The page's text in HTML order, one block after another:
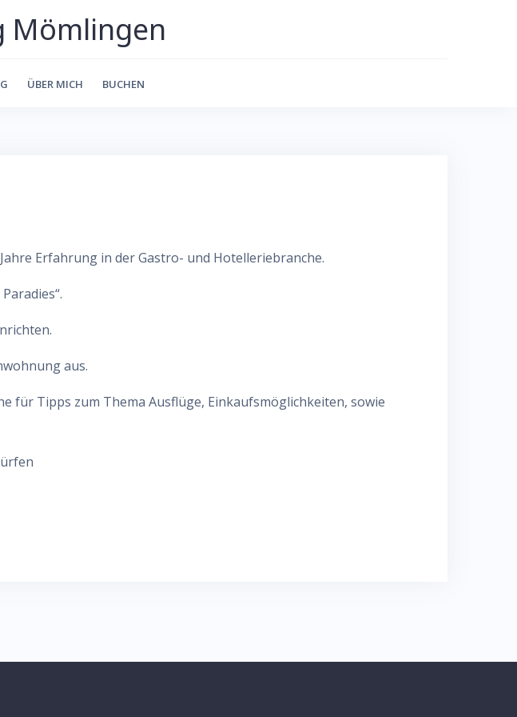
Mömlingen
ÜBER MICH BUCHEN
Erfahrung in der Gastro- und Hotelleriebranche.
aus.
für Tipps zum Thema Ausflüge, Einkaufsmöglichkeiten, sowie